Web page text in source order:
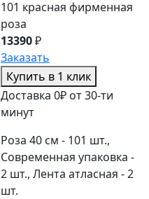
101 красная фирменная
роза
13390₽
Заказать
Купить в 1 клик
Доставка 0₽ от 30-ти
минут
Роза 40 см - 101 шт.,
Современная упаковка -
2 шт., Лента атласная - 2
шт.